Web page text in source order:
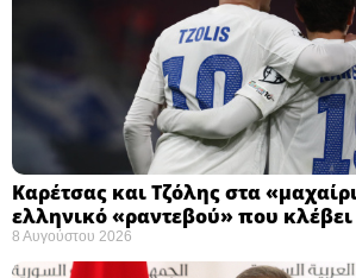
Καρέτσας και Τζόλης στα
ελληνικό «ραντεβού» που
8 Αυγούστου 2026